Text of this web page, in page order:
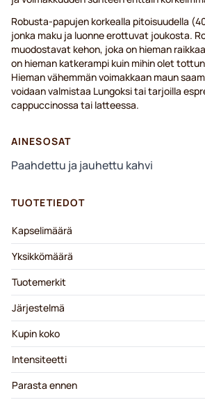
Robusta-papujen korkealla pitoisuudella
jonka maku ja luonne erottuvat joukosta.
muodostavat kehon, joka on hieman
on hieman katkerampi kuin mihin olet
Hieman vähemmän voimakkaan maun
voidaan valmistaa Lungoksi tai tarjoilla
cappuccinossa tai latteessa.
AINESOSAT
Paahdettu ja jauhettu kahvi
TUOTETIEDOT
Kapselimäärä
Yksikkömäärä
Tuotemerkit
Järjestelmä
Kupin koko
Intensiteetti
Parasta ennen